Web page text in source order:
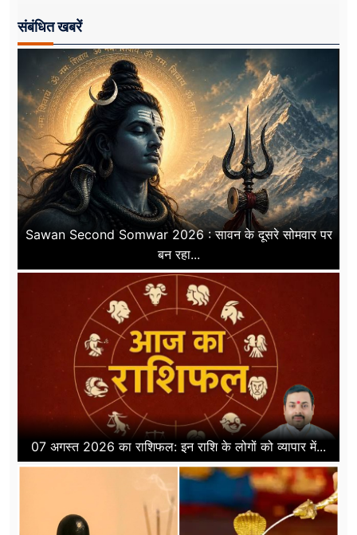
संबंधित खबरें
Sawan Second Somwar 2026 : सावन के दूसरे सोमवार पर
बन रहा...
07 अगस्त 2026 का राशिफल: इन राशि के लोगों को व्यापार में...